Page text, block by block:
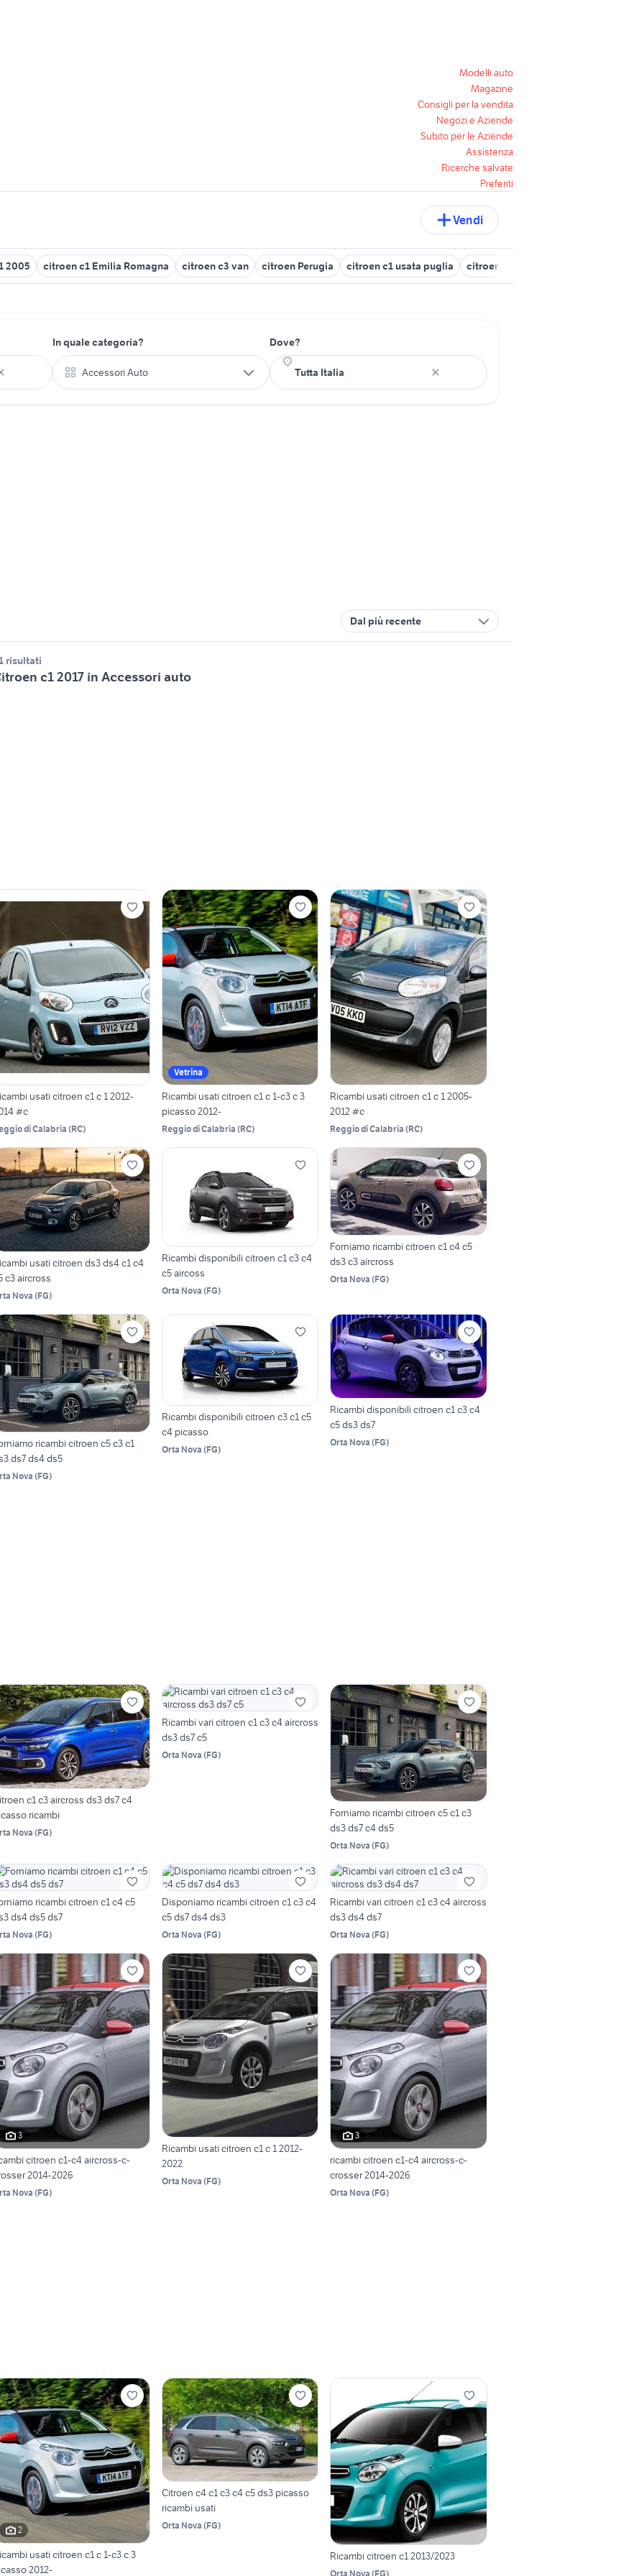
Modelli auto
Magazine
Consigli per la vendita
Negozi e Aziende
Subito per le Aziende
Assistenza
Ricerche salvate
Preferiti
Vendi
2005 citroen c1 Emilia Romagna citroen c3 van citroen Perugia citroen c1 usata puglia citroen c1 Genova provincia
In quale categoria?
Accessori Auto
Dove?
Dal più recente
risultati
c1 2017 in Accessori auto
usati citroen c1 c 1 2012-
#c
di Calabria (RC)
Vetrina
Ricambi usati citroen c1 c 1-c3 c 3
picasso 2012-
Reggio di Calabria (RC)
Ricambi usati citroen c1 c 1 2005-
2012 #c
Reggio di Calabria (RC)
usati citroen ds3 ds4 c1 c4
c3 aircross
Nova (FG)
Ricambi disponibili citroen c1 c3 c4
c5 aircoss
Orta Nova (FG)
Forniamo ricambi citroen c1 c4 c5
ds3 c3 aircross
Orta Nova (FG)
ricambi citroen c5 c3 c1
ds7 ds4 ds5
Nova (FG)
Ricambi disponibili citroen c3 c1 c5
c4 picasso
Orta Nova (FG)
Ricambi disponibili citroen c1 c3 c4
c5 ds3 ds7
Orta Nova (FG)
c1 c3 aircross ds3 ds7 c4
ricambi
Nova (FG)
Ricambi vari citroen c1 c3 c4 aircross
ds3 ds7 c5
Orta Nova (FG)
Forniamo ricambi citroen c5 c1 c3
ds3 ds7 c4 ds5
Orta Nova (FG)
ricambi citroen c1 c4 c5
ds4 ds5 ds7
Nova (FG)
Disponiamo ricambi citroen c1 c3 c4
c5 ds7 ds4 ds3
Orta Nova (FG)
Ricambi vari citroen c1 c3 c4 aircross
ds3 ds4 ds7
Orta Nova (FG)
3
citroen c1-c4 aircross-c-
2014-2026
Nova (FG)
Ricambi usati citroen c1 c 1 2012-
2022
Orta Nova (FG)
3
ricambi citroen c1-c4 aircross-c-
crosser 2014-2026
Orta Nova (FG)
2
usati citroen c1 c 1-c3 c 3
2012-
Citroen c4 c1 c3 c4 c5 ds3 picasso
ricambi usati
Orta Nova (FG)
Ricambi citroen c1 2013/2023
Orta Nova (FG)